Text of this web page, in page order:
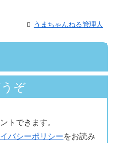
うまちゃんねる管理人
ぞ
トできます。
バシーポリシーをお読み